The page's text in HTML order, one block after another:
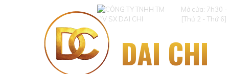
Mở cửa: 7h30
[Thứ 2 - Thứ 6]
DAI CHI